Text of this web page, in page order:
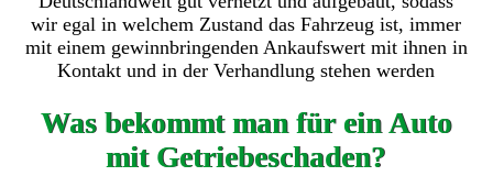
wir egal in welchem Zustand das Fahrzeug ist, immer
mit einem gewinnbringenden Ankaufswert mit ihnen in
Kontakt und in der Verhandlung stehen werden
Was bekommt man für ein Auto
mit Getriebeschaden?